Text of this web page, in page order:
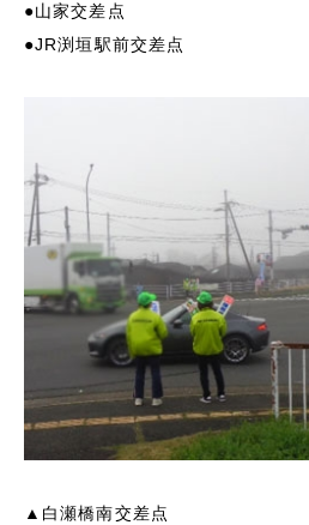
●山家交差点
●JR渕垣駅前交差点
▲白瀬橋南交差点